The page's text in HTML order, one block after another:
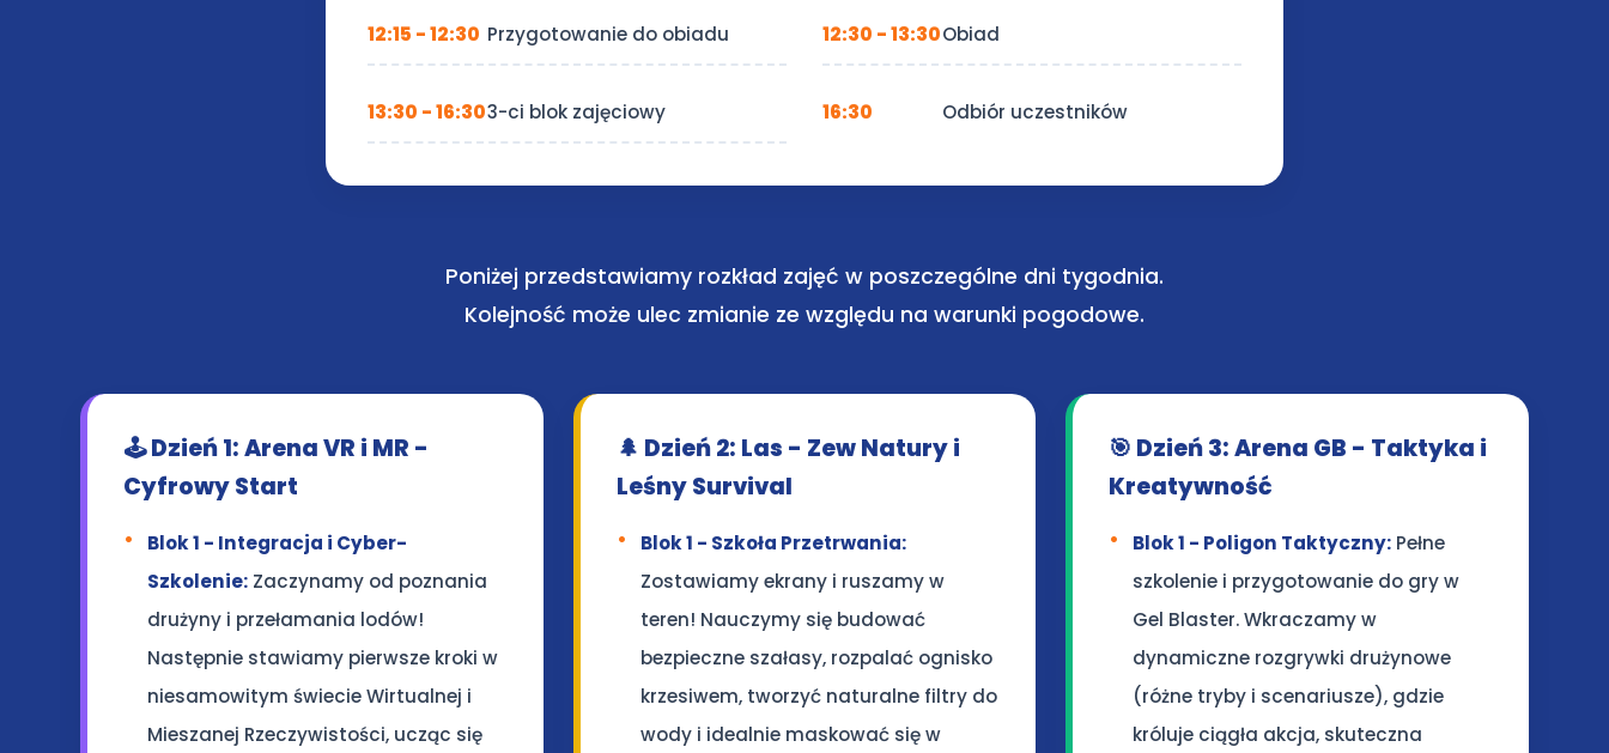
12:15 - 12:30 Przygotowanie do obiadu 12:30 - 13:30Obiad
13:30 - 16:303-ci blok zajęciowy 16:30 Odbiór uczestników
Poniżej przedstawiamy rozkład zajęć w poszczególne dni tygodnia.
Kolejność może ulec zmianie ze względu na warunki pogodowe.
🕹️ Dzień 1: Arena VR i MR -
Cyfrowy Start
Blok 1 - Integracja i Cyber-
Szkolenie: Zaczynamy od poznania
drużyny i przełamania lodów!
Następnie stawiamy pierwsze kroki w
niesamowitym świecie Wirtualnej i
Mieszanej Rzeczywistości, ucząc się
🌲 Dzień 2: Las - Zew Natury i
Leśny Survival
Blok 1 - Szkoła Przetrwania:
Zostawiamy ekrany i ruszamy w
teren! Nauczymy się budować
bezpieczne szałasy, rozpalać ognisko
krzesiwem, tworzyć naturalne filtry do
wody i idealnie maskować się w
🎯 Dzień 3: Arena GB - Taktyka i
Kreatywność
Blok 1 - Poligon Taktyczny: Pełne
szkolenie i przygotowanie do gry w
Gel Blaster. Wkraczamy w
dynamiczne rozgrywki drużynowe
(różne tryby i scenariusze), gdzie
króluje ciągła akcja, skuteczna